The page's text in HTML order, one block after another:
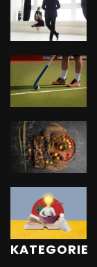
KATEGORIE